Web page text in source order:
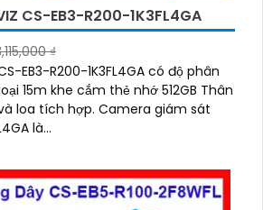
CS-EB3-R200-1K3FL4GA
₫
EB3-R200-1K3FL4GA có độ phân
15m khe cắm thẻ nhớ 512GB Thân
loa tích hợp. Camera giám sát
là...